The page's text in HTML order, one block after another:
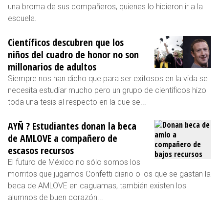
una broma de sus compañeros, quienes lo hicieron ir a la
escuela.
Científicos descubren que los
niños del cuadro de honor no son
millonarios de adultos
Siempre nos han dicho que para ser exitosos en la vida se
necesita estudiar mucho pero un grupo de científicos hizo
toda una tesis al respecto en la que se...
AYÑ ? Estudiantes donan la beca
de AMLOVE a compañero de
escasos recursos
El futuro de México no sólo somos los
morritos que jugamos Confetti diario o los que se gastan la
beca de AMLOVE en caguamas, también existen los
alumnos de buen corazón...